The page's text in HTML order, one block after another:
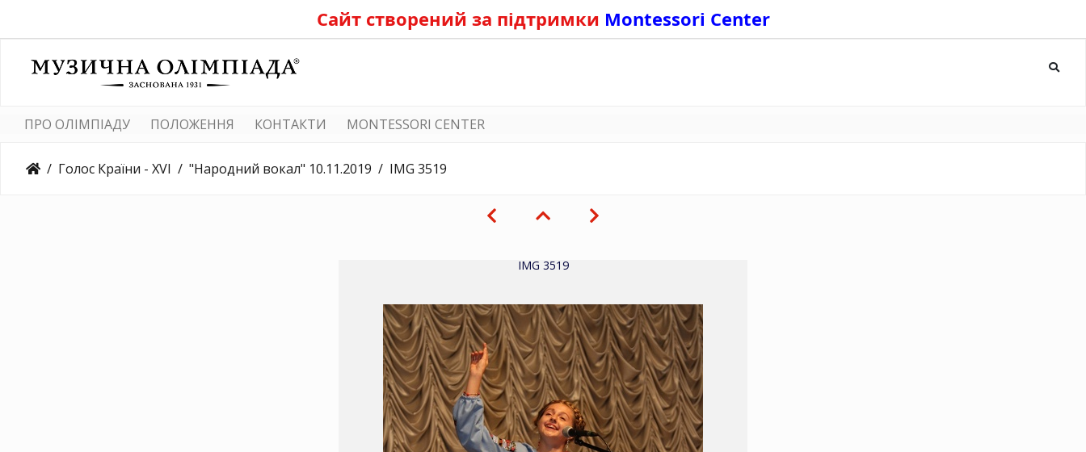
Сайт створений за підтримки Montessori Center
ПРО ОЛІМПІАДУ ПОЛОЖЕННЯ КОНТАКТИ MONTESSORI CENTER
Голос Країни - XVI "Народний вокал" 10.11.2019 IMG 3519
IMG 3519